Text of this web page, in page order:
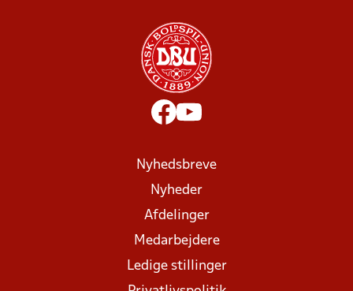
Nyhedsbreve
Nyheder
Afdelinger
Medarbejdere
Ledige stillinger